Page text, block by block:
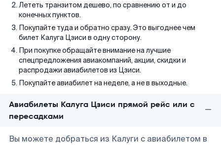
Лететь транзитом дешево, по сравнению от и до
конечных пунктов.
Покупайте туда и обратно сразу. Это выгоднее чем
билет Калуга Цзиси в одну сторону.
При покупке обращайте внимание на лучшие
спецпредложения авиакомпаний, акции, скидки и
распродажи авиабилетов из Цзиси.
Покупайте авиабилет на неделе, а не в выходные.
Авиабилеты Калуга Цзиси прямой рейс или с
пересадками
Вы можете добраться из Калуги с авиабилетом в